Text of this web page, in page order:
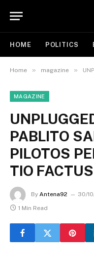
HOME POLITICS
Home » magazine »
MAGAZINE
PABLITO
PILOTOS
TIO
By Antena92 30/
1 Min Read